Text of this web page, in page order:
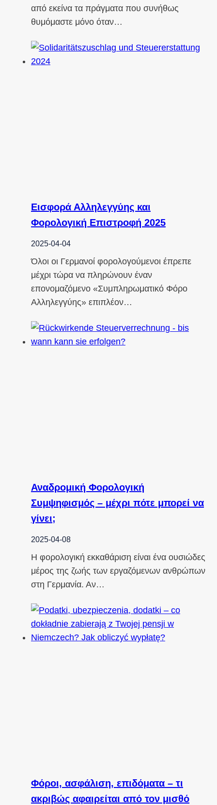
από εκείνα τα πράγματα που συνήθως
θυμόμαστε μόνο όταν…
Εισφορά Αλληλεγγύης και
Φορολογική Επιστροφή 2025
2025-04-04
Όλοι οι Γερμανοί φορολογούμενοι έπρεπε
μέχρι τώρα να πληρώνουν έναν
επονομαζόμενο «Συμπληρωματικό Φόρο
Αλληλεγγύης» επιπλέον…
Αναδρομική Φορολογική
Συμψηφισμός – μέχρι πότε μπορεί να
γίνει;
2025-04-08
Η φορολογική εκκαθάριση είναι ένα ουσιώδες
μέρος της ζωής των εργαζόμενων ανθρώπων
στη Γερμανία. Αν…
Φόροι, ασφάλιση, επιδόματα – τι
ακριβώς αφαιρείται από τον μισθό